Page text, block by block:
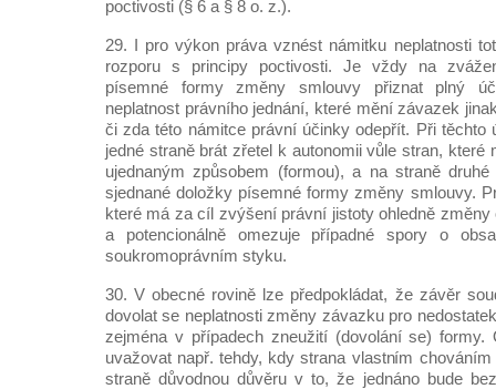
poctivosti (§ 6 a § 8 o. z.).
29. I pro výkon práva vznést námitku neplatnosti
rozporu s principy poctivosti. Je vždy na
písemné formy změny smlouvy přiznat plný
neplatnost právního jednání, které mění závazek
či zda této námitce právní účinky odepřít. Při těchto
jedné straně brát zřetel k autonomii vůle stran, které
ujednaným způsobem (formou), a na straně
sjednané doložky písemné formy změny smlouvy.
které má za cíl zvýšení právní jistoty ohledně změny
a potencionálně omezuje případné spory o
soukromoprávním styku.
30. V obecné rovině lze předpokládat, že závěr
dovolat se neplatnosti změny závazku pro
zejména v případech zneužití (dovolání se)
uvažovat např. tehdy, kdy strana vlastním
straně důvodnou důvěru v to, že jednáno bude